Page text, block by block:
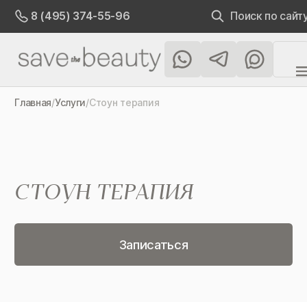
8 (495) 374-55-96 Поиск по
Главная/Услуги/Стоун терапия
СТОУН ТЕРАПИЯ
Записаться